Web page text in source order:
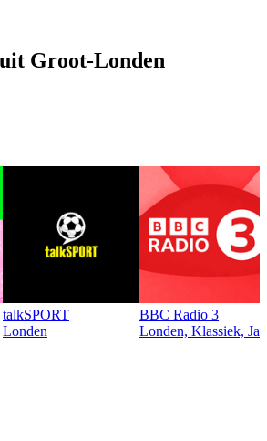
Groot-Londen
talkSPORT
Londen
BBC Radio 3
Londen, Klassiek,